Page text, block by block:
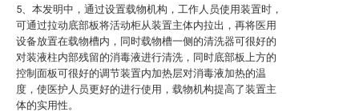
5、本发明中，通过设置载物机构，工作人员使用装置时，
可通过拉动底部板将活动柜从装置主体内拉出，再将医用
设备放置在载物槽内，同时载物槽一侧的清洗器可很好的
对装液柱内部残留的消毒液进行清洗，同时底部板上方的
控制面板可很好的调节装置内加热层对消毒液加热的温
度，使医护人员更好的进行使用，载物机构提高了装置主
体的实用性。